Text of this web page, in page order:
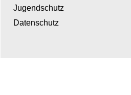
Jugendschutz
Datenschutz